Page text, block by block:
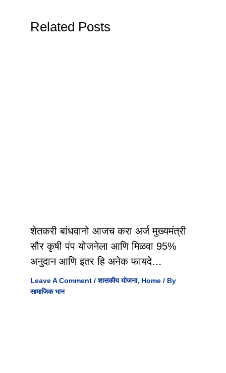
Related Posts
शेतकरी बांधवानो आजच करा अर्ज मुख्यमंत्री
सौर कृषी पंप योजनेला आणि मिळवा 95%
अनुदान आणि इतर हि अनेक फायदे…
Leave A Comment /शासकीय योजना, Home / By
सामाजिक भान